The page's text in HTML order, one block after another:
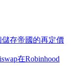
存帝國的再定價
在Robinhood